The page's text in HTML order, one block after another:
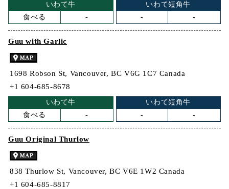
いわて牛
食べる
-
いわて短角牛
-
-
Guu with Garlic
1698 Robson St, Vancouver, BC V6G 1C7 Canada
+1 604-685-8678
いわて牛
食べる
-
いわて短角牛
-
-
Guu Original Thurlow
838 Thurlow St, Vancouver, BC V6E 1W2 Canada
+1 604-685-8817